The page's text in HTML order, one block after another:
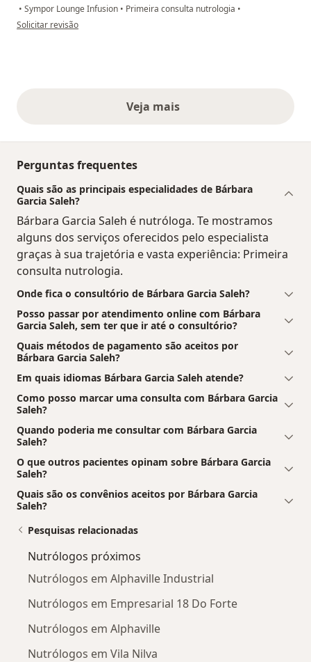
• Sympor Lounge Infusion • Primeira consulta nutrologia •
na opinião do utilizador Mônica
Solicitar revisão
Veja maisopiniões acima
Perguntas frequentes
Quais são as principais especialidades de Bárbara
Garcia Saleh?
Bárbara Garcia Saleh é nutróloga. Te mostramos
alguns dos serviços oferecidos pelo especialista
graças à sua trajetória e vasta experiência: Primeira
consulta nutrologia.
Onde fica o consultório de Bárbara Garcia Saleh?
Posso passar por atendimento online com Bárbara
Garcia Saleh, sem ter que ir até o consultório?
Quais métodos de pagamento são aceitos por
Bárbara Garcia Saleh?
Em quais idiomas Bárbara Garcia Saleh atende?
Como posso marcar uma consulta com Bárbara Garcia
Saleh?
Quando poderia me consultar com Bárbara Garcia
Saleh?
O que outros pacientes opinam sobre Bárbara Garcia
Saleh?
Quais são os convênios aceitos por Bárbara Garcia
Saleh?
Pesquisas relacionadas
Nutrólogos próximos
Nutrólogos em Alphaville Industrial
Nutrólogos em Empresarial 18 Do Forte
Nutrólogos em Alphaville
Nutrólogos em Vila Nilva